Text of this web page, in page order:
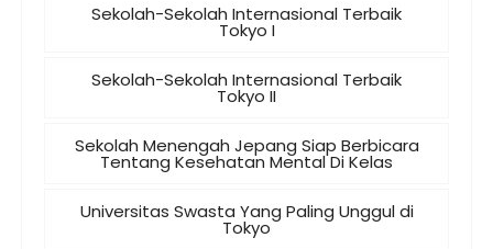
Sekolah-Sekolah Internasional Terbaik
Tokyo I
Sekolah-Sekolah Internasional Terbaik
Tokyo II
Sekolah Menengah Jepang Siap Berbicara
Tentang Kesehatan Mental Di Kelas
Universitas Swasta Yang Paling Unggul di
Tokyo